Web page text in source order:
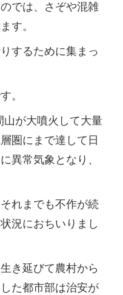
では、さぞや混雑
す。
するために集まっ
。
が大噴火して大量
圏にまで達して日
異常気象となり、
れまでも不作が続
況におちいりまし
き延びて農村から
た都市部は治安が